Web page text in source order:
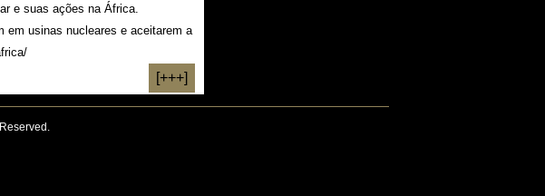
e suas ações na África.
em usinas nucleares e aceitarem a
[+++]